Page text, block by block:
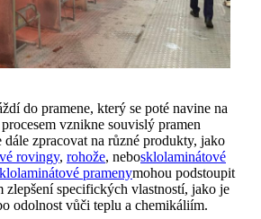
do pramene, který se poté navine na
vznikne souvislý pramen
zpracovat na různé produkty, jako
rovingy, rohože, nebosklolaminátové
pramenymohou podstoupit
zlepšení specifických vlastností, jako je
odolnost vůči teplu a chemikáliím.